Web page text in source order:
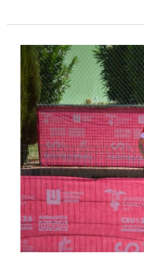
La
US
se
estrena
como
sede
organizadora